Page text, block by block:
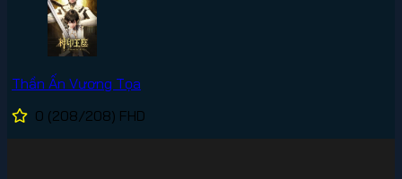
Thần Ấn Vương Tọa
0 (208/208) FHD